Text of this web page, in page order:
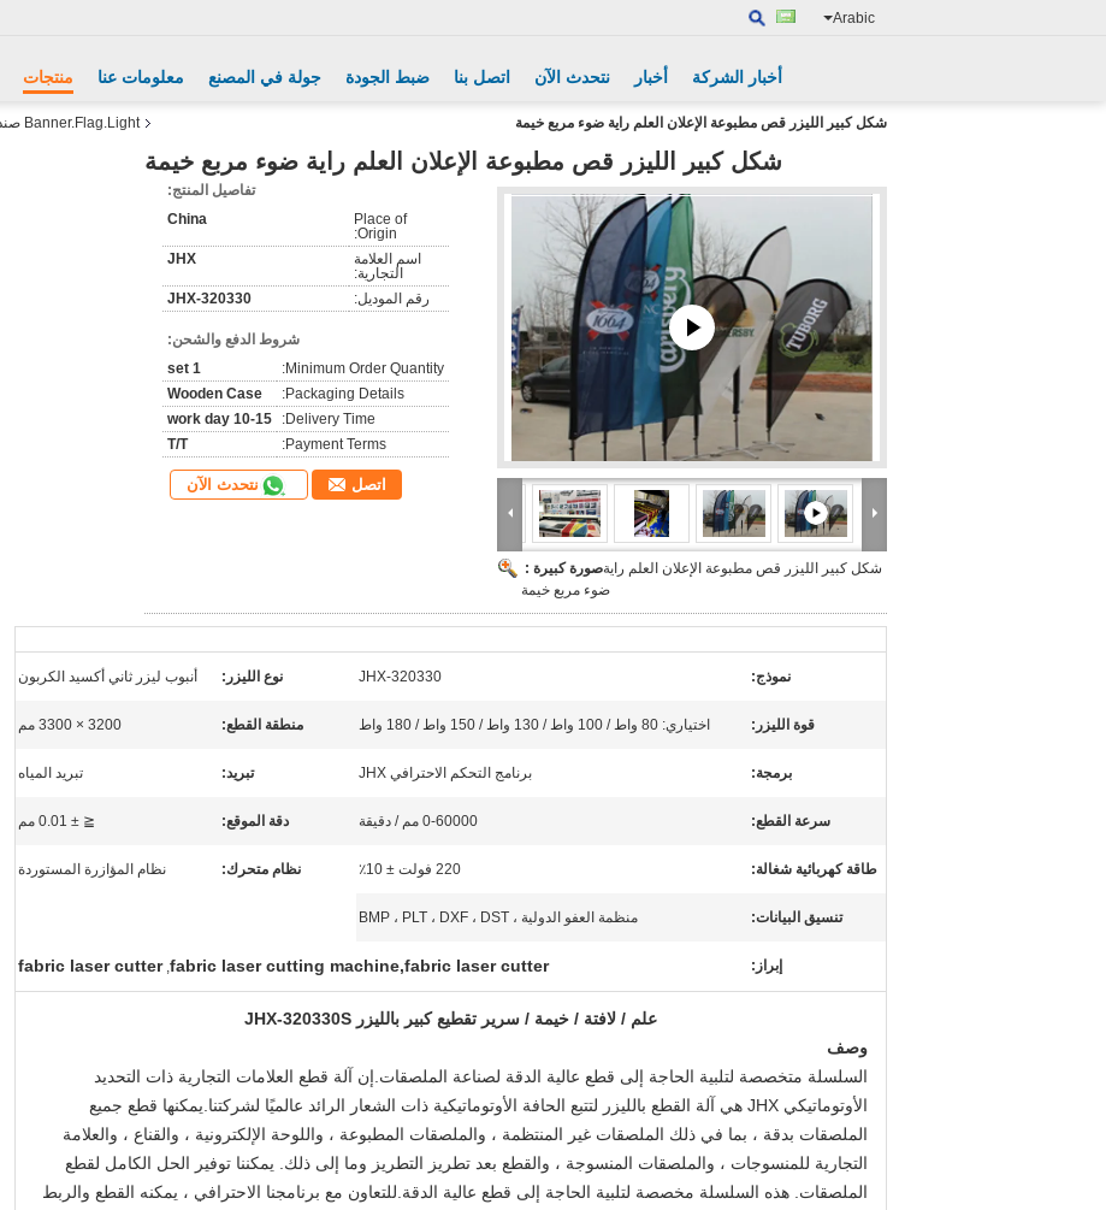
Arabic
منتجات معلومات عنا جولة في المصنع ضبط الجودة اتصل بنا نتحدث الآن أخبار أخبار الشركة
Banner.Flag.Light صندوق Tradeshow قاطع ليزر شكل كبير الليزر قص مطبوعة الإعلان العلم راية ضوء مربع خيمة
شكل كبير الليزر قص مطبوعة الإعلان العلم راية ضوء مربع خيمة
صورة كبيرة :شكل كبير الليزر قص مطبوعة الإعلان العلم راية
ضوء مربع خيمة
تفاصيل المنتج:
Place of
Origin:
China
اسم العلامة
التجارية:
JHX
رقم الموديل: JHX-320330
شروط الدفع والشحن:
Minimum Order Quantity:
1 set
Packaging Details:
Wooden Case
Delivery Time:
10-15 work day
Payment Terms:
T/T
اتصل نتحدث الآن
نموذج: JHX-320330 نوع الليزر: أنبوب ليزر ثاني أكسيد الكربون
قوة الليزر: اختياري: 80 واط / 100 واط / 130 واط / 150 واط / 180 واط منطقة القطع: 3200 × 3300 مم
برمجة: برنامج التحكم الاحترافي JHX تبريد: تبريد المياه
سرعة القطع: 0-60000 مم / دقيقة دقة الموقع: ≦ ± 0.01 مم
طاقة كهربائية شغالة: 220 فولت ± 10٪ نظام متحرك: نظام المؤازرة المستوردة
تنسيق البيانات: منظمة العفو الدولية ، BMP ، PLT ، DXF ، DST
إبراز: fabric laser cutting machine,fabric laser cutter
,
fabric laser cutter
علم / لافتة / خيمة / سرير تقطيع كبير بالليزر JHX-320330S
وصف
السلسلة متخصصة لتلبية الحاجة إلى قطع عالية الدقة لصناعة الملصقات.إن آلة قطع العلامات التجارية ذات التحديد
الأوتوماتيكي JHX هي آلة القطع بالليزر لتتبع الحافة الأوتوماتيكية ذات الشعار الرائد عالميًا لشركتنا.يمكنها قطع جميع
الملصقات بدقة ، بما في ذلك الملصقات غير المنتظمة ، والملصقات المطبوعة ، واللوحة الإلكترونية ، والقناع ، والعلامة
التجارية للمنسوجات ، والملصقات المنسوجة ، والقطع بعد تطريز التطريز وما إلى ذلك. يمكننا توفير الحل الكامل لقطع
الملصقات. هذه السلسلة مخصصة لتلبية الحاجة إلى قطع عالية الدقة.للتعاون مع برنامجنا الاحترافي ، يمكنه القطع والربط